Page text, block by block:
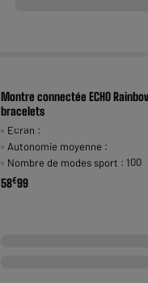
Montre connectée ECHO
bracelets
Ecran :
Autonomie moyenne :
Nombre de modes sport : 100
58€99